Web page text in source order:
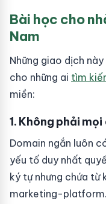
Bài học cho
Nam
Những giao dịch
cho những ai tìm
miền:
1. Không phải
Domain ngắn luôn
yếu tố duy nhất
ký tự nhưng chứa từ
marketing-